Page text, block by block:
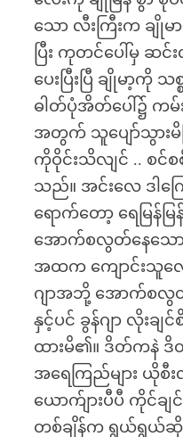
သော လီးကြီးက ချိုမ
ပြီး ကုတင်ပေါ်မှ ဆ
ပေးပြီးပြီ ချိုမာ့ကို
ဓါတ်ပုံအိတ်ပေါ်၌ က
အတွက် သူပျော်သွား
ကိုဝိုင်းသိလျင် .. စင်စ
သည်။ အင်းလေ ဒါကြ
ရောက်တော့ ရေမြန်
အောက်စလွတ်နေသေ
အထက ကျောင်းသူလ
ဂျာအဘို့ အောက်စလွတ်
နှင့်ပင် ခွန်ဂျာ လိုး
ထားမိ၏။ ဒိတ်ကနဲ ဒိ
အရေကြည်များ ယိုစီ
ယောက်ျားပီပီ ကိုင်
တစ်ချိန်က ရွယ်ရွယ်ဆို